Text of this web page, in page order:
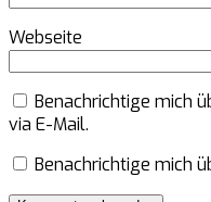
Webseite
Benachrichtige mich
via E-Mail.
Benachrichtige mich